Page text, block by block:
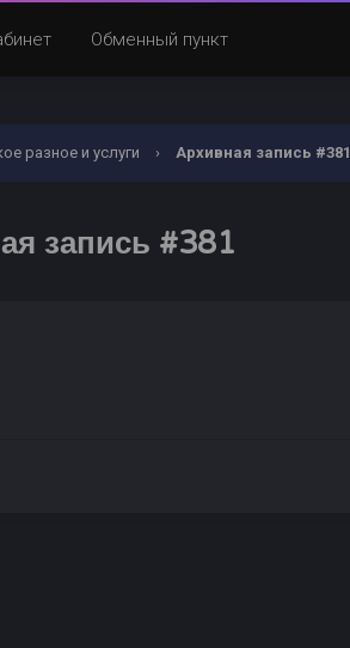
Обменный пункт
разное и услуги › Архивная запись #381
запись #381